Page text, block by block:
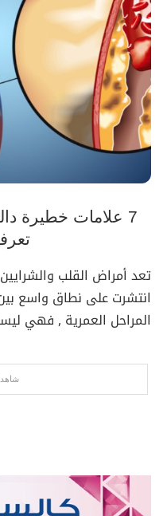
7 علامات خطيرة
تعد أمراض القلب
انتشرت على نطاق واسع
المراحل العمرية , فهي
شاهد